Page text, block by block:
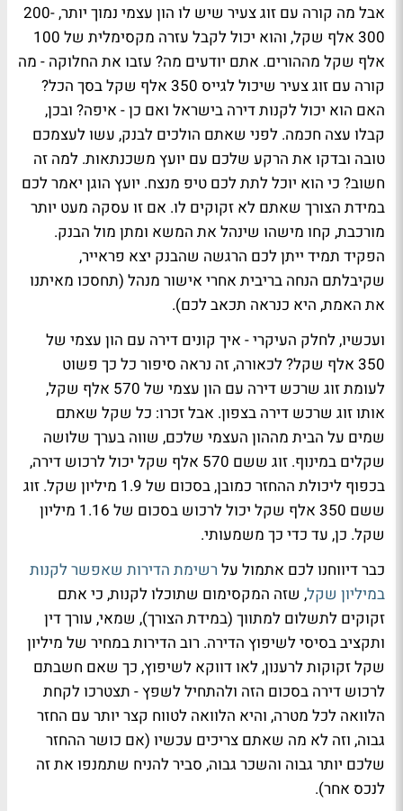
אבל מה קורה עם זוג צעיר שיש לו הון עצמי נמוך יותר, 200-
300 אלף שקל, והוא יכול לקבל עזרה מקסימלית של 100
אלף שקל מההורים. אתם יודעים מה? עזבו את החלוקה - מה
קורה עם זוג צעיר שיכול לגייס 350 אלף שקל בסך הכל?
האם הוא יכול לקנות דירה בישראל ואם כן - איפה? ובכן,
קבלו עצה חכמה. לפני שאתם הולכים לבנק, עשו לעצמכם
טובה ובדקו את הרקע שלכם עם יועץ משכנתאות. למה זה
חשוב? כי הוא יוכל לתת לכם טיפ מנצח. יועץ הוגן יאמר לכם
במידת הצורך שאתם לא זקוקים לו. אם זו עסקה מעט יותר
מורכבת, קחו מישהו שינהל את המשא ומתן מול הבנק.
הפקיד תמיד ייתן לכם הרגשה שהבנק יצא פראייר,
שקיבלתם הנחה בריבית אחרי אישור מנהל (תחסכו מאיתנו
את האמת, היא כנראה תכאב לכם).
ועכשיו, לחלק העיקרי - איך קונים דירה עם הון עצמי של
350 אלף שקל? לכאורה, זה נראה סיפור כל כך פשוט
לעומת זוג שרכש דירה עם הון עצמי של 570 אלף שקל,
אותו זוג שרכש דירה בצפון. אבל זכרו: כל שקל שאתם
שמים על הבית מההון העצמי שלכם, שווה בערך שלושה
שקלים במינוף. זוג ששם 570 אלף שקל יכול לרכוש דירה,
בכפוף ליכולת ההחזר כמובן, בסכום של 1.9 מיליון שקל. זוג
ששם 350 אלף שקל יכול לרכוש בסכום של 1.16 מיליון
שקל. כן, עד כדי כך משמעותי.
כבר דיווחנו לכם אתמול על רשימת הדירות שאפשר לקנות
במיליון שקל, שזה המקסימום שתוכלו לקנות, כי אתם
זקוקים לתשלום למתווך (במידת הצורך), שמאי, עורך דין
ותקציב בסיסי לשיפוץ הדירה. רוב הדירות במחיר של מיליון
שקל זקוקות לרענון, לאו דווקא לשיפוץ, כך שאם חשבתם
לרכוש דירה בסכום הזה ולהתחיל לשפץ - תצטרכו לקחת
הלוואה לכל מטרה, והיא הלוואה לטווח קצר יותר עם החזר
גבוה, וזה לא מה שאתם צריכים עכשיו (אם כושר ההחזר
שלכם יותר גבוה והשכר גבוה, סביר להניח שתמנפו את זה
לנכס אחר).